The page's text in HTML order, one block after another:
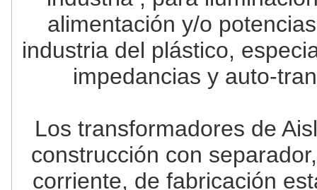
alimentación y/o
industria del plástico,
impedancias y auto-
Los transformadores de
construcción con
corriente, de fabricación